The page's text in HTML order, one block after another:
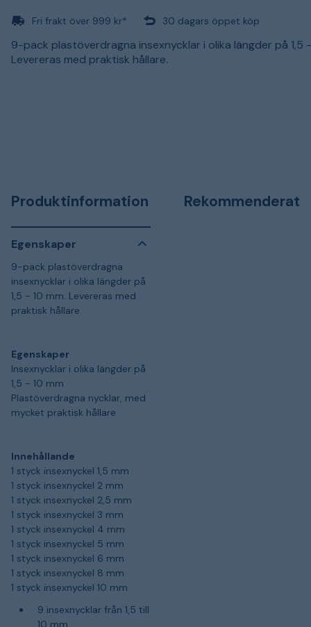
Fri frakt över 999 kr* 30 dagars öppet köp
9-pack plastöverdragna insexnycklar i olika längder på 1,5
Levereras med praktisk hållare.
Produktinformation
Egenskaper
9-pack plastöverdragna
insexnycklar i olika längder på
1,5 - 10 mm. Levereras med
praktisk hållare.
Egenskaper
Insexnycklar i olika längder på
1,5 - 10 mm
Plastöverdragna nycklar, med
mycket praktisk hållare
Innehållande
1 styck insexnyckel 1,5 mm
1 styck insexnyckel 2 mm
1 styck insexnyckel 2,5 mm
1 styck insexnyckel 3 mm
1 styck insexnyckel 4 mm
1 styck insexnyckel 5 mm
1 styck insexnyckel 6 mm
1 styck insexnyckel 8 mm
1 styck insexnyckel 10 mm
9 insexnycklar från 1,5 till
10 mm
Rekommenderat